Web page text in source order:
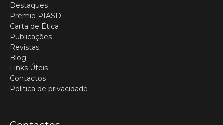
Destaques
Prémio PIASD
Carta de Ética
Publicações
Revistas
Blog
Links Úteis
Contactos
Política de privacidade